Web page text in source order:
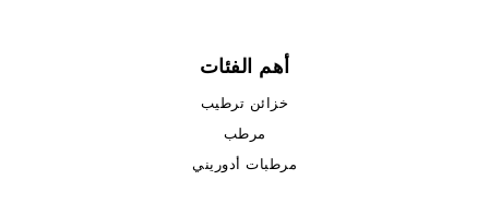
أهم الفئات
خزائن ترطيب
مرطب
مرطبات أدوريني